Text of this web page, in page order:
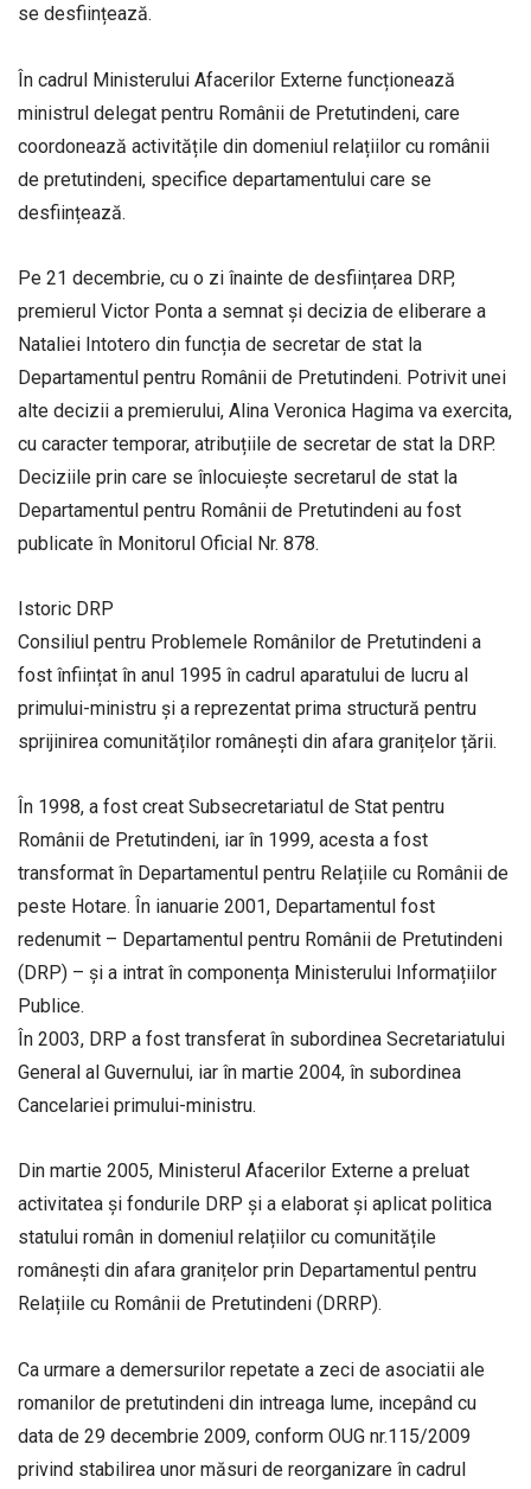
se desființează.
În cadrul Ministerului Afacerilor Externe funcționează
ministrul delegat pentru Românii de Pretutindeni, care
coordonează activitățile din domeniul relațiilor cu românii
de pretutindeni, specifice departamentului care se
desființează.
Pe 21 decembrie, cu o zi înainte de desființarea DRP,
premierul Victor Ponta a semnat și decizia de eliberare a
Nataliei Intotero din funcția de secretar de stat la
Departamentul pentru Românii de Pretutindeni. Potrivit unei
alte decizii a premierului, Alina Veronica Hagima va exercita,
cu caracter temporar, atribuțiile de secretar de stat la DRP.
Deciziile prin care se înlocuiește secretarul de stat la
Departamentul pentru Românii de Pretutindeni au fost
publicate în Monitorul Oficial Nr. 878.
Istoric DRP
Consiliul pentru Problemele Românilor de Pretutindeni a
fost înființat în anul 1995 în cadrul aparatului de lucru al
primului-ministru și a reprezentat prima structură pentru
sprijinirea comunităților românești din afara granițelor țării.
În 1998, a fost creat Subsecretariatul de Stat pentru
Românii de Pretutindeni, iar în 1999, acesta a fost
transformat în Departamentul pentru Relațiile cu Românii de
peste Hotare. În ianuarie 2001, Departamentul fost
redenumit – Departamentul pentru Românii de Pretutindeni
(DRP) – și a intrat în componența Ministerului Informațiilor
Publice.
În 2003, DRP a fost transferat în subordinea Secretariatului
General al Guvernului, iar în martie 2004, în subordinea
Cancelariei primului-ministru.
Din martie 2005, Ministerul Afacerilor Externe a preluat
activitatea și fondurile DRP și a elaborat și aplicat politica
statului român in domeniul relațiilor cu comunitățile
românești din afara granițelor prin Departamentul pentru
Relațiile cu Românii de Pretutindeni (DRRP).
Ca urmare a demersurilor repetate a zeci de asociatii ale
romanilor de pretutindeni din intreaga lume, incepând cu
data de 29 decembrie 2009, conform OUG nr.115/2009
privind stabilirea unor măsuri de reorganizare în cadrul